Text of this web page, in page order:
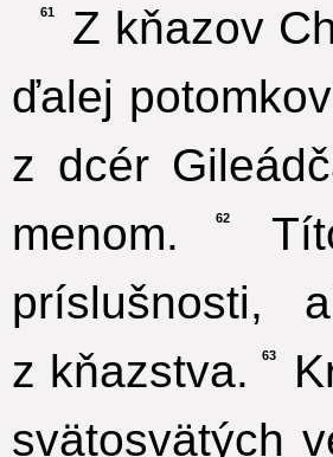
61
Z kňazov
ďalej
z dcér
menom.
62
príslušnosti,
z kňazstva.
63
svätosvätých